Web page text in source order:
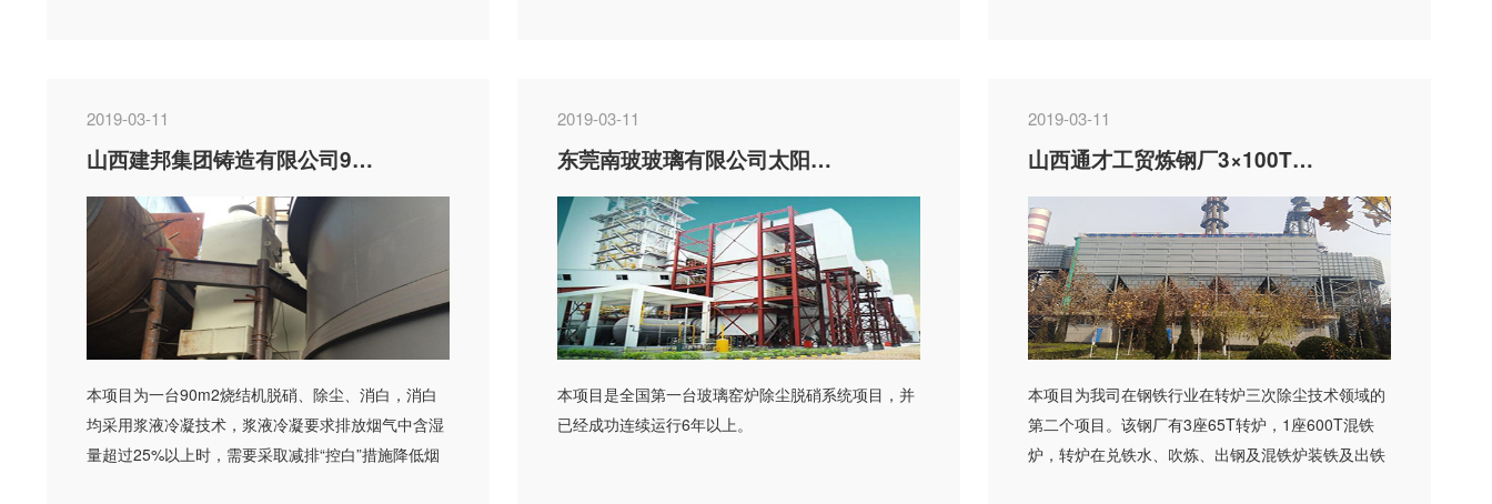
2019-03-11
山西建邦集团铸造有限公司90m2烧结机烟气脱硝、除尘、消白项目
本项目为一台90m2烧结机脱硝、除尘、消白，消白
均采用浆液冷凝技术，浆液冷凝要求排放烟气中含湿
量超过25%以上时，需要采取减排“控白”措施降低烟
2019-03-11
东莞南玻玻璃有限公司太阳能650T/D玻璃生产线烟气除尘脱硝EPC总承包
本项目是全国第一台玻璃窑炉除尘脱硝系统项目，并
已经成功连续运行6年以上。
2019-03-11
山西通才工贸炼钢厂3×100T转炉+600T混铁炉三次除尘系统
本项目为我司在钢铁行业在转炉三次除尘技术领域的
第二个项目。该钢厂有3座65T转炉，1座600T混铁
炉，转炉在兑铁水、吹炼、出钢及混铁炉装铁及出铁